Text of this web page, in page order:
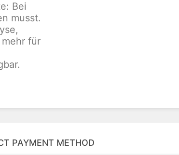
Bei
musst.
für
PAYMENT METHOD